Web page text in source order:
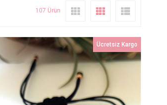
107 Ürün
Ücretsiz Kargo